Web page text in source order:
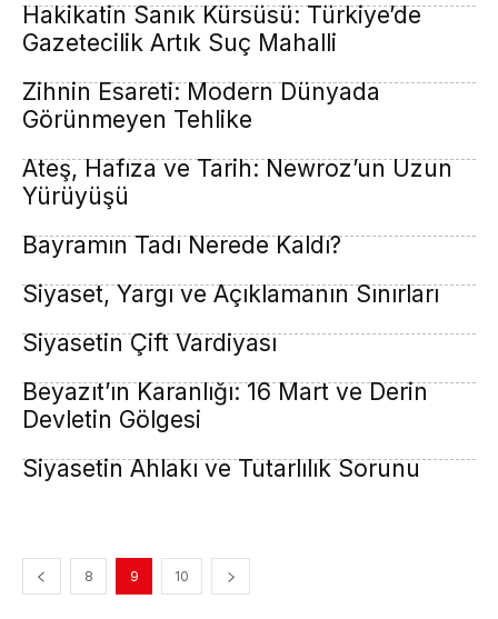
Hakikatin Sanık Kürsüsü: Türkiye’de
Gazetecilik Artık Suç Mahalli
Zihnin Esareti: Modern Dünyada
Görünmeyen Tehlike
Ateş, Hafıza ve Tarih: Newroz’un Uzun
Yürüyüşü
Bayramın Tadı Nerede Kaldı?
Siyaset, Yargı ve Açıklamanın Sınırları
Siyasetin Çift Vardiyası
Beyazıt’ın Karanlığı: 16 Mart ve Derin
Devletin Gölgesi
Siyasetin Ahlakı ve Tutarlılık Sorunu
8 9 10